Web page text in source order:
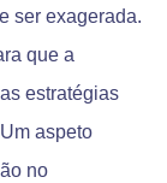
ser exagerada.
que a
estratégias
aspeto
no